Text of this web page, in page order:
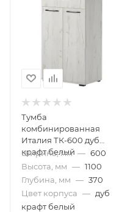
Тумба
комбинированная
Италия ТК-600 дуб
крафт белый
Ширина, мм — 600
Высота, мм — 1100
Глубина, мм — 370
Цвет корпуса — дуб
крафт белый